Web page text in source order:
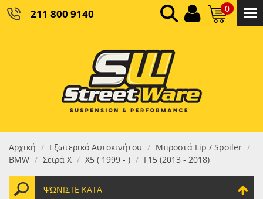
211 800 9140 0
ΚΑΘΑΡΌ ΣΎΝΟΛΟ:
ΤΕΛΙΚΌ ΣΎΝΟΛΟ:0,00 €
Αρχική / Εξωτερικό Αυτοκινήτου / Μπροστά Lip / Spoiler /
BMW / Σειρά X / X5 ( 1999 - ) / F15 (2013 - 2018)
ΨΩΝΊΣΤΕ ΚΑΤΆ